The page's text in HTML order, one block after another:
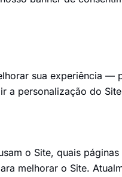
sua experiência —
a personalização do
o Site, quais
melhorar o Site.